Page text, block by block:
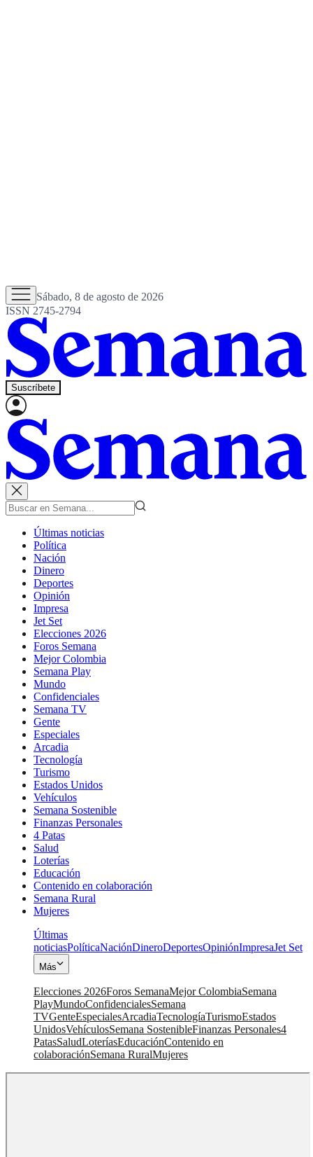
Sábado, 8 de agosto de 2026
ISSN 2745-2794
Suscríbete
Últimas noticias
Política
Nación
Dinero
Deportes
Opinión
Impresa
Jet Set
Elecciones 2026
Foros Semana
Mejor Colombia
Semana Play
Mundo
Confidenciales
Semana TV
Gente
Especiales
Arcadia
Tecnología
Turismo
Estados Unidos
Vehículos
Semana Sostenible
Finanzas Personales
4 Patas
Salud
Loterías
Educación
Contenido en colaboración
Semana Rural
Mujeres
Últimas
noticiasPolíticaNaciónDineroDeportesOpiniónImpresaJet Set
Más
Elecciones 2026Foros SemanaMejor ColombiaSemana
PlayMundoConfidencialesSemana
TVGenteEspecialesArcadiaTecnologíaTurismoEstados
UnidosVehículosSemana SostenibleFinanzas Personales4
PatasSaludLoteríasEducaciónContenido en
colaboraciónSemana RuralMujeres